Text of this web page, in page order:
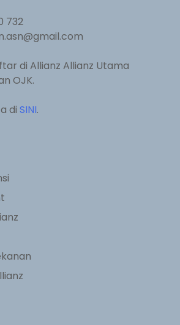
732
di Allianz Allianz Utama
OJK.
di SINI.